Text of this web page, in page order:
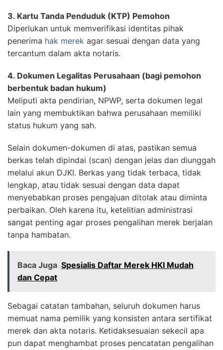
3. Kartu Tanda Penduduk (KTP) Pemohon
Diperlukan untuk memverifikasi identitas pihak
penerima hak merek agar sesuai dengan data yang
tercantum dalam akta notaris.
4. Dokumen Legalitas Perusahaan (bagi pemohon
berbentuk badan hukum)
Meliputi akta pendirian, NPWP, serta dokumen legal
lain yang membuktikan bahwa perusahaan memiliki
status hukum yang sah.
Selain dokumen-dokumen di atas, pastikan semua
berkas telah dipindai (scan) dengan jelas dan diunggah
melalui akun DJKI. Berkas yang tidak terbaca, tidak
lengkap, atau tidak sesuai dengan data dapat
menyebabkan proses pengajuan ditolak atau diminta
perbaikan. Oleh karena itu, ketelitian administrasi
sangat penting agar proses pengalihan merek berjalan
tanpa hambatan.
Baca Juga Spesialis Daftar Merek HKI Mudah
dan Cepat
Sebagai catatan tambahan, seluruh dokumen harus
memuat nama pemilik yang konsisten antara sertifikat
merek dan akta notaris. Ketidaksesuaian sekecil apa
pun dapat menghambat proses pencatatan pengalihan